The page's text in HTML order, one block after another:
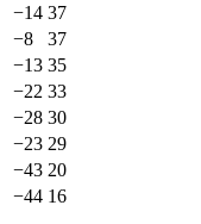
−14 37
−8
37
−13 35
−22 33
−28 30
−23 29
−43 20
−44 16